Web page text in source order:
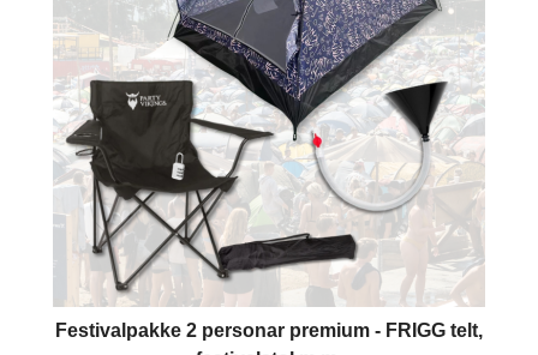
Festivalpakke 2 personar premium - FRIGG telt,
The price depends on the options chosen on the product page